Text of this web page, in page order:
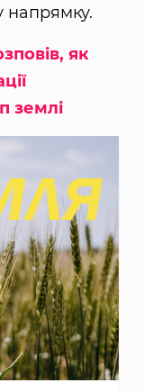
напрямку.
як
землі